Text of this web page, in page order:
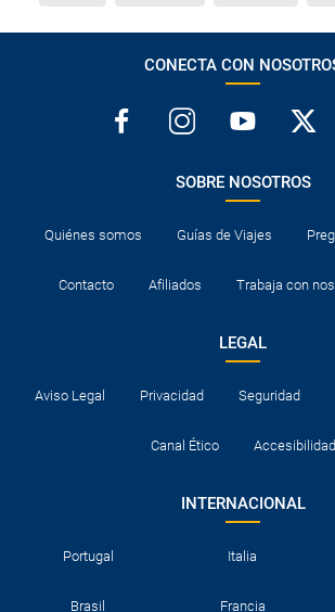
CONECTA CON
SOBRE NOSOTROS
Quiénes somos Guías de Viajes
Contacto Afiliados Trabaja con
LEGAL
Aviso Legal Privacidad Seguridad
Canal Ético Accesibilidad
INTERNACIONAL
Portugal Italia
Brasil Francia